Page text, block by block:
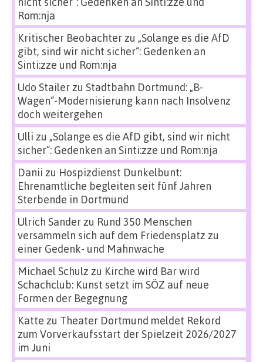
Rom:nja
Kritischer Beobachterzu „Solange es die AfD
gibt, sind wir nicht sicher“: Gedenken an
Sinti:zze und Rom:nja
Udo Stailerzu Stadtbahn Dortmund: „B-
Wagen“-Modernisierung kann nach Insolvenz
doch weitergehen
Ulli zu „Solange es die AfD gibt, sind wir nicht
sicher“: Gedenken an Sinti:zze und Rom:nja
Danii zu Hospizdienst Dunkelbunt:
Ehrenamtliche begleiten seit fünf Jahren
Sterbende in Dortmund
Ulrich Sanderzu Rund 350 Menschen
versammeln sich auf dem Friedensplatz zu
einer Gedenk- und Mahnwache
Michael Schulz zu Kirche wird Bar wird
Schachclub: Kunst setzt im SÖZ auf neue
Formen der Begegnung
Katte zu Theater Dortmund meldet Rekord
zum Vorverkaufsstart der Spielzeit 2026/2027
im Juni